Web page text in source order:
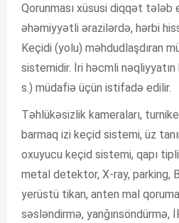
Qorunması xüsusi diqqət
əhəmiyyətli ərazilərdə, hərbi
Keçidi (yolu) məhdudlaşdıran
sistemidir. İri həcmli
s.) müdafiə üçün istifadə edilir.
Təhlükəsizlik kameraları,
barmaq izi keçid sistemi, üz
oxuyucu keçid sistemi, qapı
metal detektor, X-ray, parking,
yerüstü tikan, anten mal
səsləndirmə,